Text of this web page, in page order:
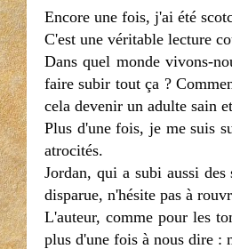
Encore une fois, j'ai été
C'est une véritable lecture
Dans quel monde vivons-
faire subir tout ça ?
cela devenir un adulte sain
Plus d'une fois, je me suis
atrocités.
Jordan, qui a subi aussi
disparue, n'hésite pas à
L'auteur, comme pour les
plus d'une fois à nous dire :